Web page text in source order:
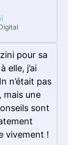
pour sa
elle, j’ai
n’était pas
mais une
sont
vivement !